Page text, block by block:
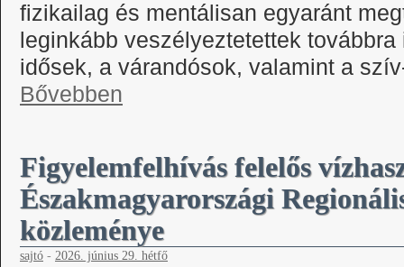
fizikailag és mentálisan egyaránt
leginkább veszélyeztetettek
idősek, a várandósok, valamint a
Bővebben
Figyelemfelhívás felelős
Északmagyarországi
közleménye
sajtó - 2026. június 29. hétfő